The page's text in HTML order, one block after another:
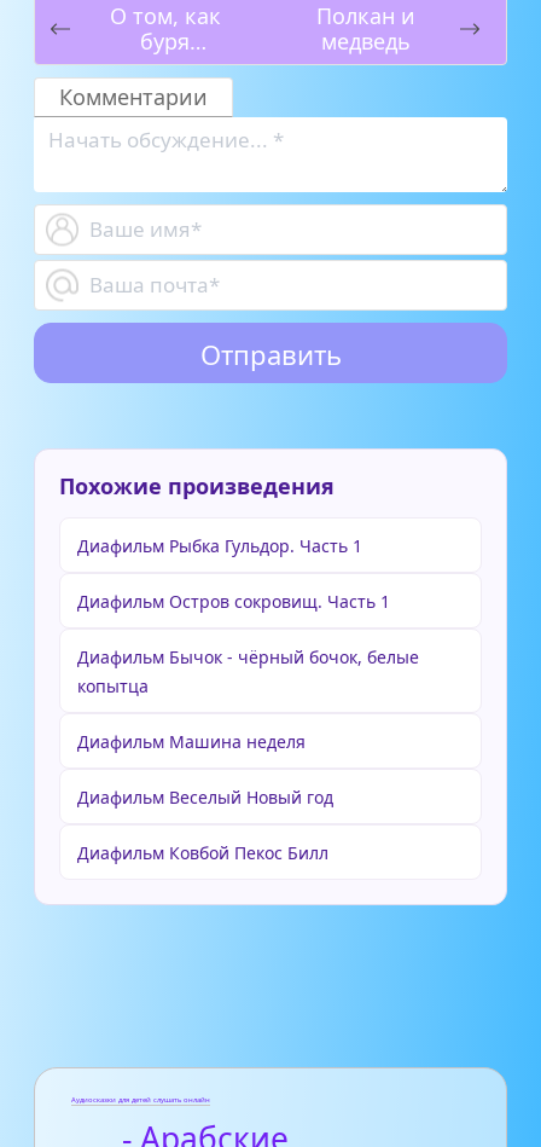
О том, как
буря
перевесила
вывески
Полкан и
медведь
Комментарии
Похожие произведения
Диафильм Рыбка Гульдор. Часть 1
Диафильм Остров сокровищ. Часть 1
Диафильм Бычок - чёрный бочок, белые
копытца
Диафильм Машина неделя
Диафильм Веселый Новый год
Диафильм Ковбой Пекос Билл
Аудиосказки для детей слушать онлайн